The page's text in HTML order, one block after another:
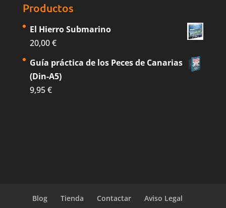
Productos
El Hierro Submarino
20,00€
Guía práctica de los Peces de Canarias
(Din-A5)
9,95€
Blog Tienda Contactar
Aviso Legal